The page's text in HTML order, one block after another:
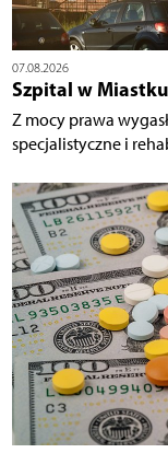
07.08.2026
Szpital w
Z mocy prawa
specjalistyczne i